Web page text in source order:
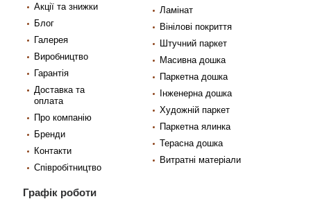
Акції та знижки
Блог
Галерея
Виробництво
Гарантія
Доставка та
оплата
Про компанію
Бренди
Контакти
Співробітництво
Ламінат
Вінілові покриття
Штучний паркет
Масивна дошка
Паркетна дошка
Інженерна дошка
Художній паркет
Паркетна ялинка
Терасна дошка
Витратні матеріали
Графік роботи